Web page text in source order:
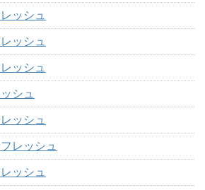
ッシュ
ッシュ
ッシュ
シュ
ッシュ
レッシュ
ッシュ